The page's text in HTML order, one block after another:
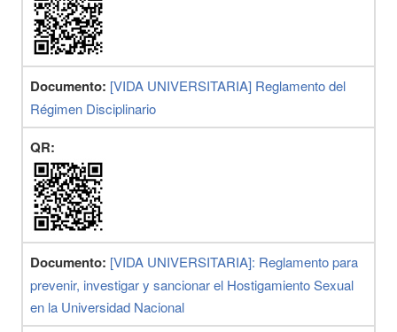
Documento: [VIDA UNIVERSITARIA] Reglamento del
Régimen Disciplinario
QR:
Documento: [VIDA UNIVERSITARIA]: Reglamento para
prevenir, investigar y sancionar el Hostigamiento Sexual
en la Universidad Nacional